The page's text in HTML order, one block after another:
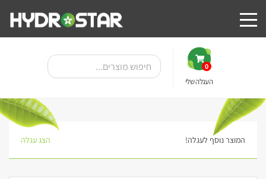
0
העגלה שלי
המוצר נוסף לעגלה! הצג עגלה